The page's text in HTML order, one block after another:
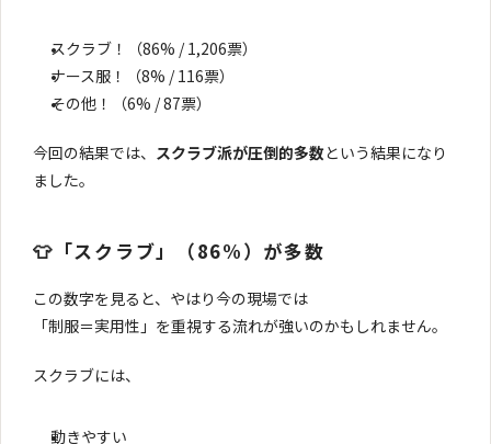
スクラブ！（86% / 1,206票）
ナース服！（8% / 116票）
その他！（6% / 87票）
今回の結果では、 スクラブ派が圧倒的多数という結果になり
ました。
👕「スクラブ」（86%）が多数
この数字を見ると、やはり今の現場では
「制服＝実用性」を重視する流れが強いのかもしれません。
スクラブには、
動きやすい